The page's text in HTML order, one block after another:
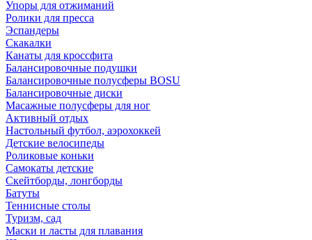
Упоры для отжиманий
Ролики для пресса
Эспандеры
Скакалки
Канаты для кроссфита
Балансировочные подушки
Балансировочные полусферы BOSU
Балансировочные диски
Масажные полусферы для ног
Активный отдых
Настольный футбол, аэрохоккей
Детские велосипеды
Роликовые коньки
Самокаты детские
Скейтборды, лонгборды
Батуты
Теннисные столы
Туризм, сад
Маски и ласты для плавания